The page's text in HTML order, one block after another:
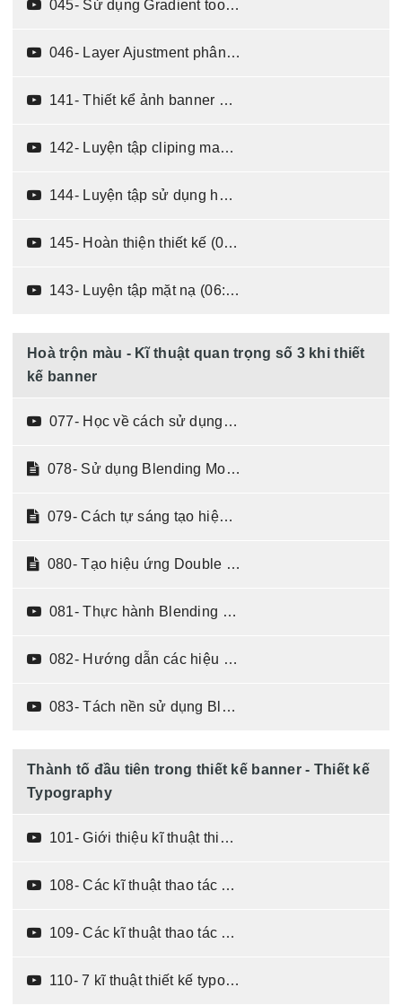
045- Sử dụng Gradient tool và Layer Mask (03:32)
046- Layer Ajustment phân loại và cách sử dụng (05:14)
141- Thiết kể ảnh banner sử dụng kĩ thuật mặt nạ (09:14)
142- Luyện tập cliping mask và phím tắt qua bài tập (12:53)
144- Luyện tập sử dụng hoà trộn màu kết hợp mặt nạ (04:43)
145- Hoàn thiện thiết kế (02:57)
143- Luyện tập mặt nạ (06:20)
Hoà trộn màu - Kĩ thuật quan trọng số 3 khi thiết
kế banner
077- Học về cách sử dụng chế độ Blending Mode (06:07)
078- Sử dụng Blending Mode chỉnh màu sáng tối (04:07)
079- Cách tự sáng tạo hiệu ứng dựa trên Blending Mode (05:17)
080- Tạo hiệu ứng Double Exposure sử dụng Blending mode và Brush (06:54)
081- Thực hành Blending Mode (01:58)
082- Hướng dẫn các hiệu ứng ảnh sử dụng chế độ Blending Mode (03:30)
083- Tách nền sử dụng Blending Mode (05:13)
Thành tố đầu tiên trong thiết kế banner - Thiết kế
Typography
101- Giới thiệu kĩ thuật thiết kế typography trong quảng cáo (08:28)
108- Các kĩ thuật thao tác với chữ - phần 1 (06:19)
109- Các kĩ thuật thao tác với chữ - phần 2 (06:08)
110- 7 kĩ thuật thiết kế typography (06:58)